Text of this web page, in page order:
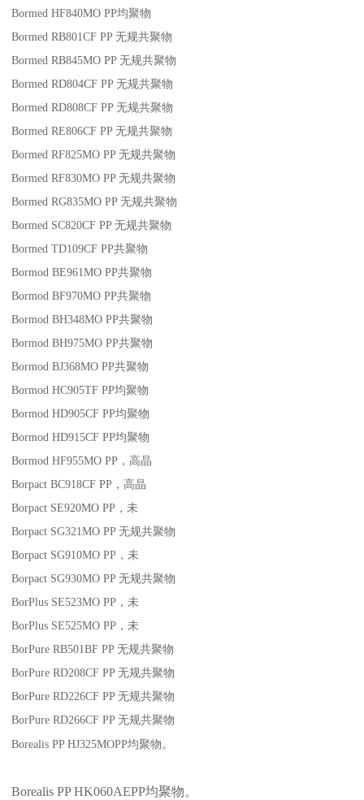
Bormed HF840MO PP均聚物
Bormed RB801CF PP无规共聚物
Bormed RB845MO PP无规共聚物
Bormed RD804CF PP无规共聚物
Bormed RD808CF PP无规共聚物
Bormed RE806CF PP无规共聚物
Bormed RF825MO PP无规共聚物
Bormed RF830MO PP无规共聚物
Bormed RG835MO PP无规共聚物
Bormed SC820CF PP无规共聚物
Bormed TD109CF PP共聚物
Bormod BE961MO PP共聚物
Bormod BF970MO PP共聚物
Bormod BH348MO PP共聚物
Bormod BH975MO PP共聚物
Bormod BJ368MO PP共聚物
Bormod HC905TF PP均聚物
Bormod HD905CF PP均聚物
Bormod HD915CF PP均聚物
Bormod HF955MO PP ，高晶
Borpact BC918CF PP ，高晶
Borpact SE920MO PP ，未
Borpact SG321MO PP无规共聚物
Borpact SG910MO PP ，未
Borpact SG930MO PP无规共聚物
BorPlus SE523MO PP ，未
BorPlus SE525MO PP ，未
BorPure RB501BF PP无规共聚物
BorPure RD208CF PP无规共聚物
BorPure RD226CF PP无规共聚物
BorPure RD266CF PP无规共聚物
Borealis PP HJ325MOPP均聚物。
Borealis PP HK060AEPP均聚物。